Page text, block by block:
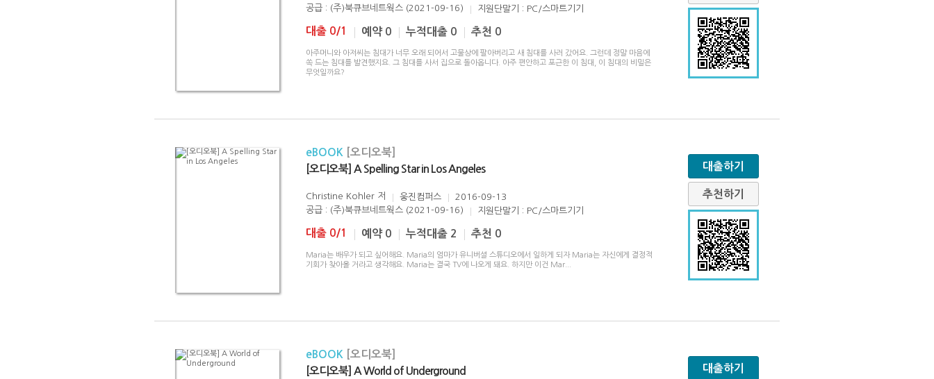
공급 : (주)북큐브네트웍스 (2021-09-16)
지원단말기 : PC/스마트기기
대출 0/1 예약 0 누적대출 0 추천 0
아주머니와 아저씨는 침대가 너무 오래 되어서 고물상에 팔아버리고 새 침대를 사러 갔어요. 그런데 정말 마음에
쏙 드는 침대를 발견했지요. 그 침대를 사서 집으로 돌아옵니다. 아주 편안하고 포근한 이 침대, 이 침대의 비밀은
무엇일까요?
eBOOK
[오디오북]
[오디오북] A Spelling Star in Los Angeles
Christine Kohler 저 웅진컴퍼스
2016-09-13
공급 : (주)북큐브네트웍스 (2021-09-16)
지원단말기 : PC/스마트기기
대출 0/1 예약 0 누적대출 2 추천 0
Maria는 배우가 되고 싶어해요. Maria의 엄마가 유니버셜 스튜디오에서 일하게 되자 Maria는 자신에게 결정적
기회가 찾아올 거라고 생각해요. Maria는 결국 TV에 나오게 돼요. 하지만 이건 Mar
대출하기
추천하기
eBOOK
[오디오북]
[오디오북] A World of Underground
대출하기